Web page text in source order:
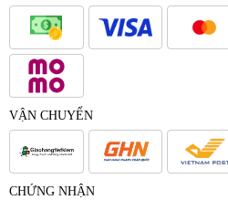
VẬN CHUYỂN
CHỨNG NHẬN